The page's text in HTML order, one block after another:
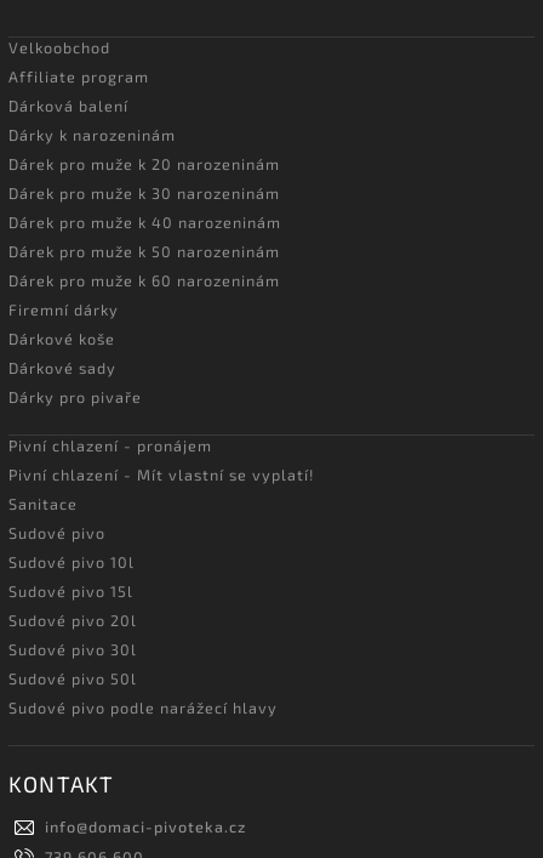
Velkoobchod
Affiliate program
Dárková balení
Dárky k narozeninám
Dárek pro muže k 20 narozeninám
Dárek pro muže k 30 narozeninám
Dárek pro muže k 40 narozeninám
Dárek pro muže k 50 narozeninám
Dárek pro muže k 60 narozeninám
Firemní dárky
Dárkové koše
Dárkové sady
Dárky pro pivaře
Pivní chlazení - pronájem
Pivní chlazení - Mít vlastní se vyplatí!
Sanitace
Sudové pivo
Sudové pivo 10l
Sudové pivo 15l
Sudové pivo 20l
Sudové pivo 30l
Sudové pivo 50l
Sudové pivo podle narážecí hlavy
KONTAKT
info@domaci-pivoteka.cz